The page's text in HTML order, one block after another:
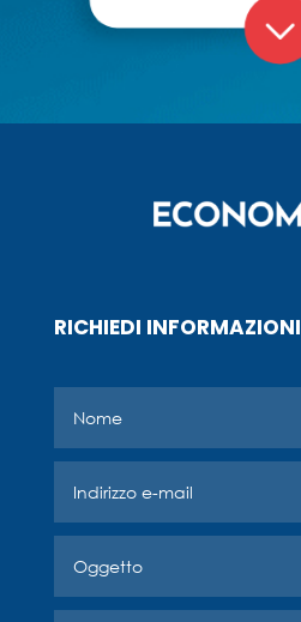
RICHIEDI INFORMAZIONI